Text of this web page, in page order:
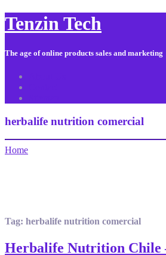
Tenzin Tech
The age of online products sales and marketing
herbalife nutrition comercial
Home
Tag: herbalife nutrition comercial
Herbalife Nutrition Chile